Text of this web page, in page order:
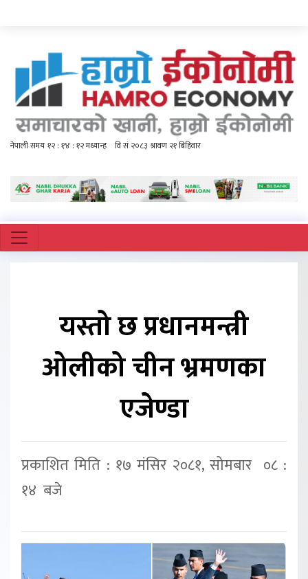
यस्तो छ प्रधानमन्त्री
ओलीको चीन भ्रमणका
एजेण्डा
प्रकाशित मिति : १७ मंसिर २०८१, सोमबार ०८ :
१४ बजे